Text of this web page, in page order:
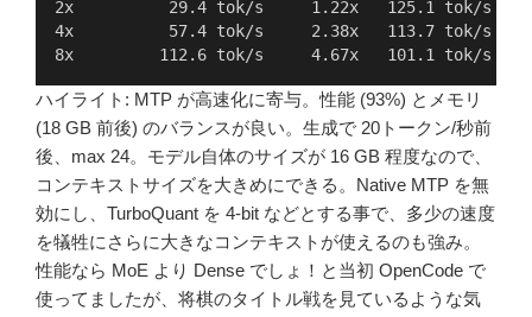
2x          29.4 tok/s     1.22x   125.1 tok/s
4x          57.4 tok/s     2.38x   113.7 tok/s
8x         112.6 tok/s     4.67x   101.1 tok/s
ハイライト: MTP が高速化に寄与。性能 (93%) とメモリ
(18 GB 前後) のバランスが良い。生成で 20トークン/秒前
後、max 24。モデル自体のサイズが 16 GB 程度なので、
コンテキストサイズを大きめにできる。Native MTP を無
効にし、TurboQuant を 4-bit などとする事で、多少の速度
を犠牲にさらに大きなコンテキストが使えるのも強み。
性能なら MoE より Dense でしょ！と当初 OpenCode で
使ってましたが、将棋のタイトル戦を見ているような気